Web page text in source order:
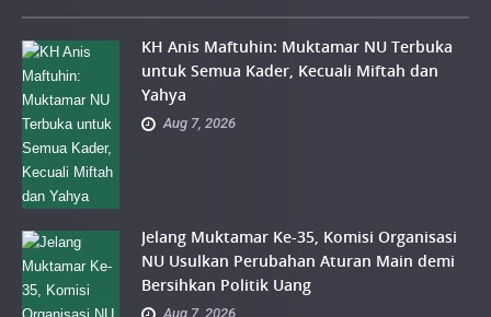
KH Anis Maftuhin: Muktamar NU Terbuka
untuk Semua Kader, Kecuali Miftah dan
Yahya
Aug 7, 2026
Jelang Muktamar Ke-35, Komisi Organisasi
NU Usulkan Perubahan Aturan Main demi
Bersihkan Politik Uang
Aug 7, 2026